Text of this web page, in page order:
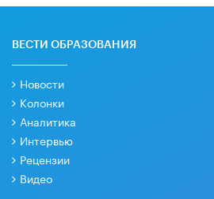
ВЕСТИ ОБРАЗОВАНИЯ
Новости
Колонки
Аналитика
Интервью
Рецензии
Видео